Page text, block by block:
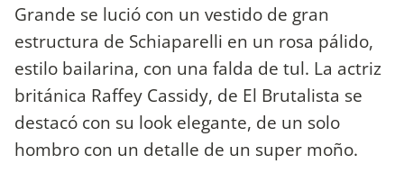
Grande se lució con un vestido de gran
estructura de Schiaparelli en un rosa pálido,
estilo bailarina, con una falda de tul. La actriz
británica Raffey Cassidy, de El Brutalista se
destacó con su look elegante, de un solo
hombro con un detalle de un super moño.